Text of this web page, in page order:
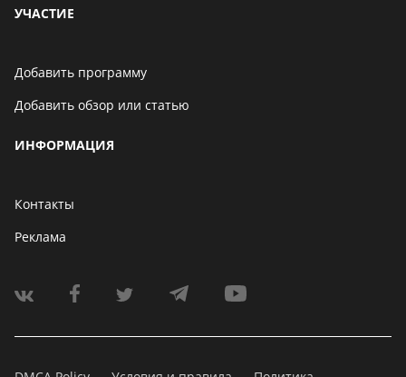
УЧАСТИЕ
Добавить программу
Добавить обзор или статью
ИНФОРМАЦИЯ
Контакты
Реклама